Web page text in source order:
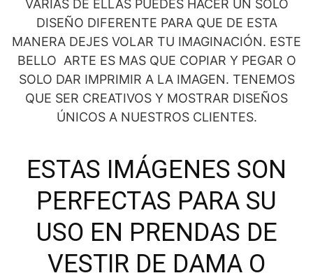
VARIAS DE ELLAS PUEDES HACER UN SOLO
DISEÑO DIFERENTE PARA QUE DE ESTA
MANERA DEJES VOLAR TU IMAGINACIÓN. ESTE
BELLO ARTE ES MAS QUE COPIAR Y PEGAR O
SOLO DAR IMPRIMIR A LA IMAGEN. TENEMOS
QUE SER CREATIVOS Y MOSTRAR DISEÑOS
ÚNICOS A NUESTROS CLIENTES.
ESTAS IMÁGENES SON
PERFECTAS PARA SU
USO EN PRENDAS DE
VESTIR DE DAMA O